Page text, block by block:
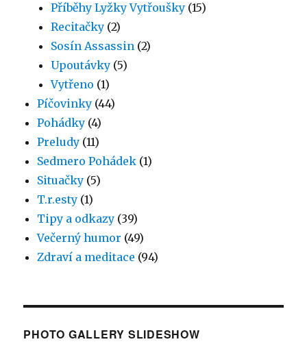
Příběhy Lyžky Vytřoušky (15)
Recitačky (2)
Sosín Assassin (2)
Upoutávky (5)
Vytřeno (1)
Píčovinky (44)
Pohádky (4)
Preludy (11)
Sedmero Pohádek (1)
Situačky (5)
T.r.esty (1)
Tipy a odkazy (39)
Večerný humor (49)
Zdraví a meditace (94)
PHOTO GALLERY SLIDESHOW